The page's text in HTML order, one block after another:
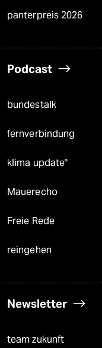
panterpreis 2026
Podcast
bundestalk
fernverbindung
klima update°
Mauerecho
Freie Rede
reingehen
Newsletter
team zukunft